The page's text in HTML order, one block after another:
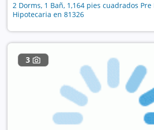
2 Dorms, 1 Bañ, 1,164 pies cuadrados Pre
Hipotecaria en 81326
3